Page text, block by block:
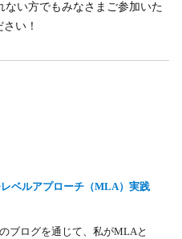
ない方でもみなさまご参加いた
い！
ベルアプローチ（MLA）実践
ブログを通じて、私がMLAと